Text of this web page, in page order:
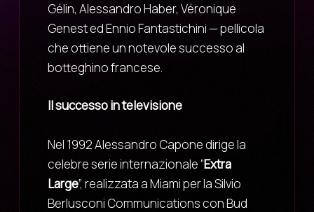
Gélin, Alessandro Haber, Véronique
Genest ed Ennio Fantastichini — pellicola
che ottiene un notevole successo al
botteghino francese.
Il successo in televisione
Nel 1992 Alessandro Capone dirige la
celebre serie internazionale “Extra
Large”, realizzata a Miami per la Silvio
Berlusconi Communications con Bud